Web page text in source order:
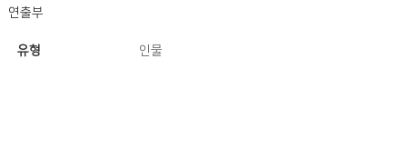
연출부
유형 인물